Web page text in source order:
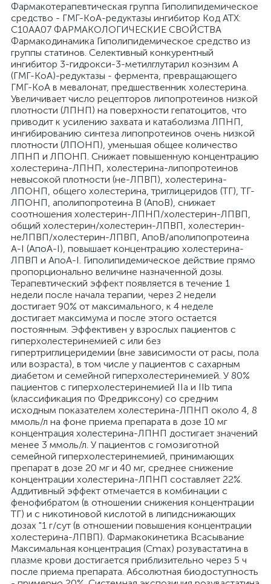
Фармакотерапевтическая группа Гиполипидемическое
средство - ГМГ-КоА-редуктазы ингибитор Код АТХ:
C10AA07 ФАРМАКОЛОГИЧЕСКИЕ СВОЙСТВА
Фармакодинамика Гиполипидемическое средство из
группы статинов. Селективный конкурентный
ингибитор 3-гидрокси-3-метилглутарил коэнзим А
(ГМГ-КоА)-редуктазы - фермента, превращающего
ГМГ-КоА в мевалонат, предшественник холестерина.
Увеличивает число рецепторов липопротеинов низкой
плотности (ЛПНП) на поверхности гепатоцитов, что
приводит к усилению захвата и катаболизма ЛПНП,
ингибированию синтеза липопротеинов очень низкой
плотности (ЛПОНП), уменьшая общее количество
ЛПНП и ЛПОНП. Снижает повышенную концентрацию
холестерина-ЛПНП, холестерина-липопротеинов
невысокой плотности (не-ЛПВП), холестерина-
ЛПОНП, общего холестерина, триглицеридов (ТГ), ТГ-
ЛПОНП, аполипопротеина В (АпоВ), снижает
соотношения холестерин-ЛПНП/холестерин-ЛПВП,
общий холестерин/холестерин-ЛПВП, холестерин-
неЛПВП/холестерин-ЛПВП, АпоВ/аполипопротеина
A-I (АпоА-I), повышает концентрацию холестерина-
ЛПВП и АпоA-I. Гиполипидемическое действие прямо
пропорционально величине назначенной дозы.
Терапевтический эффект появляется в течение 1
недели после начала терапии, через 2 недели
достигает 90% от максимального, к 4 неделе
достигает максимума и после этого остается
постоянным. Эффективен у взрослых пациентов с
гиперхолестеринемией с или без
гипертриглицеридемии (вне зависимости от расы, пола
или возраста), в том числе у пациентов с сахарным
диабетом и семейной гиперхолестеринемией. У 80%
пациентов с гиперхолестеринемией IIa и IIb типа
(классификация по Фредриксону) со средним
исходным показателем холестерина-ЛПНП около 4, 8
ммоль/л на фоне приема препарата в дозе 10 мг
концентрация холестерина-ЛПНП достигает значений
менее 3 ммоль/л. У пациентов с гомозиготной
семейной гиперхолестеринемией, принимающих
препарат в дозе 20 мг и 40 мг, среднее снижение
концентрации холестерина-ЛПНП составляет 22%.
Аддитивный эффект отмечается в комбинации с
фенофибратом (в отношении снижения концентрации
ТГ) и с никотиновой кислотой в липидснижающих
дозах "1 г/сут (в отношении повышения концентрации
холестерина-ЛПВП). Фармакокинетика Всасывание
Максимальная концентрация (Cmax) розувастатина в
плазме крови достигается приблизительно через 5 ч
после приема препарата. Абсолютная биодоступность